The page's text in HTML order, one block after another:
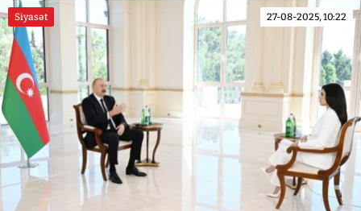
Siyasət 27-08-2025, 10:22